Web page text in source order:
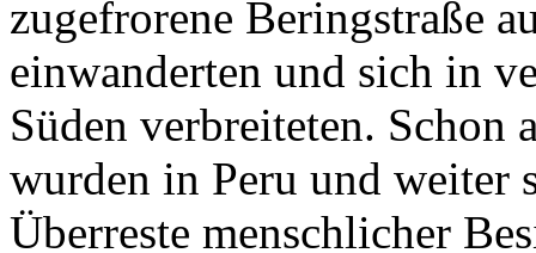
einwanderten und sich in
Süden verbreiteten. Schon
wurden inPeruund weiter
Überreste menschlicher